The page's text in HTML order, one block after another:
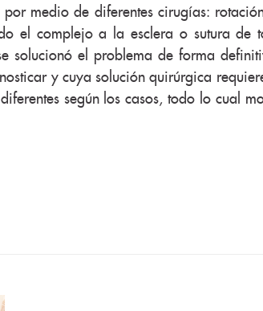
por medio de diferentes cirugías:
el complejo a la esclera o sutura de
solucionó el problema de forma
y cuya solución quirúrgica
según los casos, todo lo cual